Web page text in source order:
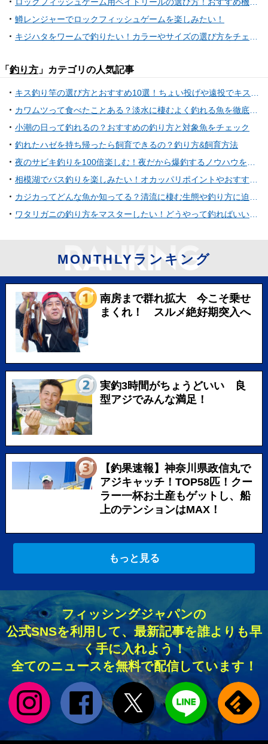
鱒レンジャーでロックフィッシュゲームを楽しみたい！
「 釣り方 」カテゴリの人気記事
小潮の日って釣れるの？おすすめの釣り方と対象魚をチェック
釣れたハゼを持ち帰ったら飼育できるの？釣り方&飼育方法
MONTHLYランキング
南房まで群れ拡大 今こそ乗せ
まくれ！ スルメ絶好期突入へ
実釣3時間がちょうどいい 良
型アジでみんな満足！
【釣果速報】神奈川県政信丸で
アジキャッチ！TOP58匹！クー
ラー一杯お土産もゲットし、船
上のテンションはMAX！
もっと見る
フィッシングジャパンの
公式SNSを利用して、最新記事を誰よりも早
く手に入れよう！
全てのニュースを無料で配信しています！